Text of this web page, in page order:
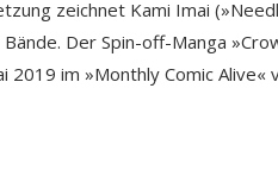
zeichnet Kami Imai
Der Spin-off-Manga
im »Monthly Comic Alive«